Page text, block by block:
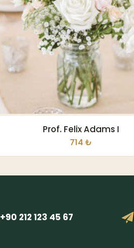
Prof. Felix Adams I
714 ₺
+90 212 123 45 67